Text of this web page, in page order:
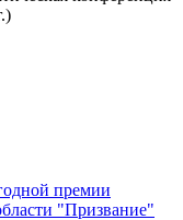
премии
"Призвание"